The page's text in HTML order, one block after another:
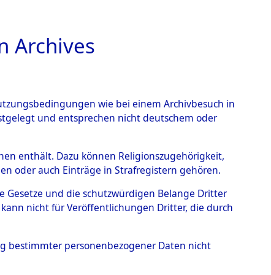
→0001 (84603062)
Archives
wie bei einem Archivbesuch in
und entsprechen nicht deutschem oder
enthält. Dazu können Religionszugehörigkeit,
oder auch Einträge in Strafregistern gehören.
Gesetze und die schutzwürdigen Belange Dritter
nicht für Veröffentlichungen Dritter, die durch
bestimmter personenbezogener Daten nicht